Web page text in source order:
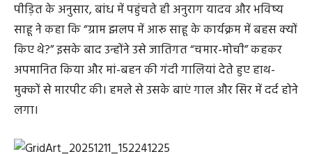
पीड़ित के अनुसार, बांध में पहुंचते ही अनुराग यादव और भविष्य
साहू ने कहा कि “ग्राम झलप में आरू साहू के कार्यक्रम में बहस क्यों
किए थे?” इसके बाद उन्होंने उसे जातिगत “चमार-मोची” कहकर
अपमानित किया और मां-बहन की गंदी गालियां देते हुए हाथ-
मुक्कों से मारपीट की। हमले से उसके बाएं गाल और सिर में दर्द होने
लगा।